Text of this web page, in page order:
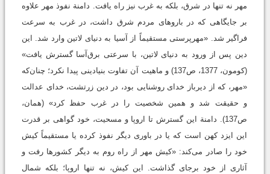
مهر نه تنها در شرق، بلکه به غرب نیز راه يافت. دامنة نفوذ مهر علاوه
بر جایگاهی که در باروهای مردم شرق داشت، در غرب به سرعت
فراگیر شد. «مهرپرستی مستقیماً از آسیا به دنیای لاتین وارد شد. این
دین پس از ورود به دنیای لاتین، با سرعتی برق‌آسا گسترش یافت»
(کومون، 1377، ص137) و ماهیت آن تفاوت بنیادینی پيدا نکرد؛ چنان‌که
«مهر، که از دیرباز خدای روشنایی بود، در دین زرتشت، خدای عدالت
و حقیقت شد و همین شخصیت را در غرب حفظ کرد» (همان،
ص137). دامنة این گسترش تا اروپا و مسحیت، خود گواهی بر قدرت
این ایزد کهن است که یا در باوری دیگر نفوذ کرده یا مستقیماً کیش
خود را صادر می‌کند: «کیش مهر از راه روم به دیگر کشورها رفت و
آثاری از خود برجای گذاشت. این کیش، نه تنها اروپا؛ بلکه شمال